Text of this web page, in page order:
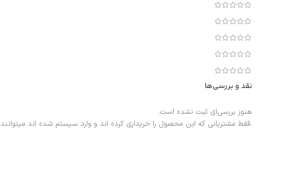
نقد و بررسی‌ها
هنوز بررسی‌ای ثبت نشده است.
.فقط مشتریانی که این محصول را خریداری کرده اند و وارد سیستم شده اند